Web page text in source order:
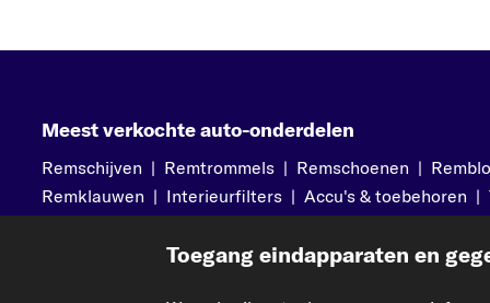
Meest verkochte auto-onderdelen
Remschijven | Remtrommels | Remschoenen |
Remklauwen | Interieurfilters | Accu's & toebehoren |
Toegang eindapparaten en